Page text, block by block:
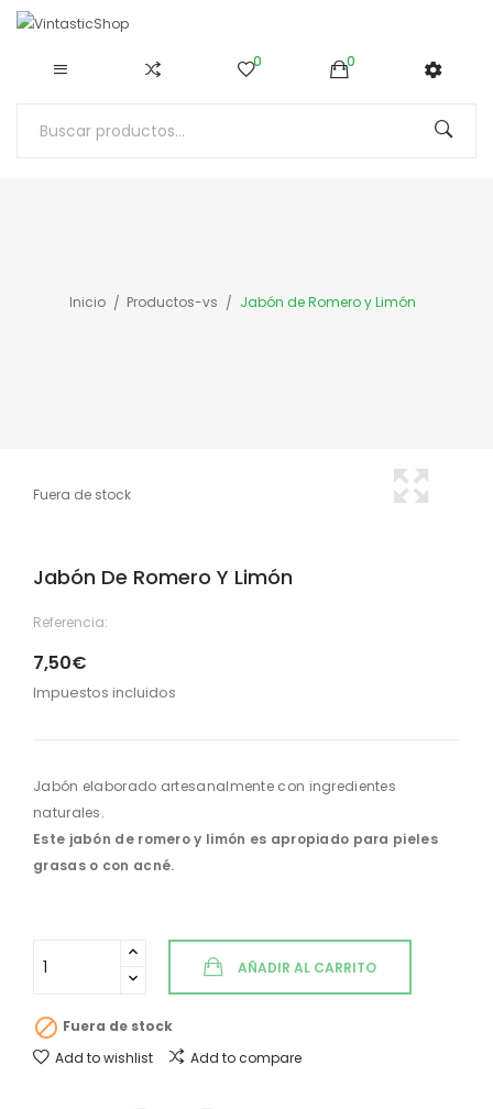
0 0
Inicio Productos-vs Jabón de Romero y Limón
Fuera de stock
Jabón De Romero Y Limón
Referencia:
7,50€
Impuestos incluidos
Jabón elaborado artesanalmente con ingredientes
naturales.
Este jabón de romero y limón es apropiado para pieles
grasas o con acné.
AÑADIR AL CARRITO
 Fuera de stock
Add to wishlist
Add to compare